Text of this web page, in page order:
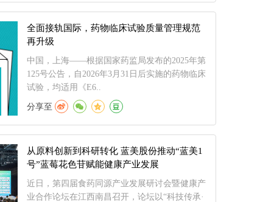
全面接轨国际，药物临床试验质量管理规范
再升级
中国，上海——根据国家药监局发布的2025年第
125号公告，自2026年3月31日后实施的药物临床
试验，均适用《E6..
分享至
从原料创新到科研转化 蓝美股份推动“蓝美1
号”蓝莓花色苷赋能健康产业发展
近日，第四届食药同源产业发展研讨会暨健康产
业合作论坛在江西南昌召开，论坛以“科技传承·